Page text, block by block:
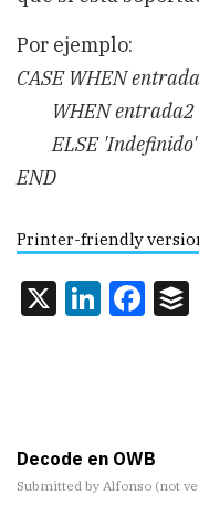
Por ejemplo:
CASE WHEN
WHEN entrada2
ELSE 'Indefinido'
END
Printer-friendly
X
Decode en OWB
Submitted by Alfonso (not